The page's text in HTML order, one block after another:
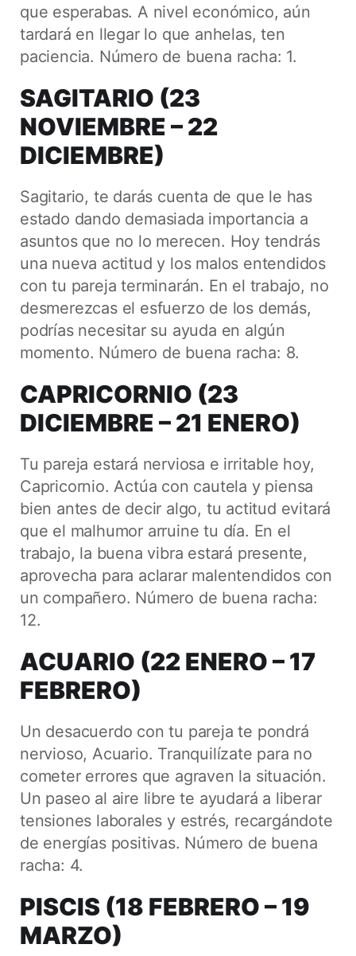
que esperabas. A nivel económico, aún
tardará en llegar lo que anhelas, ten
paciencia. Número de buena racha: 1.
SAGITARIO (23
NOVIEMBRE – 22
DICIEMBRE)
Sagitario, te darás cuenta de que le has
estado dando demasiada importancia a
asuntos que no lo merecen. Hoy tendrás
una nueva actitud y los malos entendidos
con tu pareja terminarán. En el trabajo, no
desmerezcas el esfuerzo de los demás,
podrías necesitar su ayuda en algún
momento. Número de buena racha: 8.
CAPRICORNIO (23
DICIEMBRE – 21 ENERO)
Tu pareja estará nerviosa e irritable hoy,
Capricornio. Actúa con cautela y piensa
bien antes de decir algo, tu actitud evitará
que el malhumor arruine tu día. En el
trabajo, la buena vibra estará presente,
aprovecha para aclarar malentendidos con
un compañero. Número de buena racha:
12.
ACUARIO (22 ENERO – 17
FEBRERO)
Un desacuerdo con tu pareja te pondrá
nervioso, Acuario. Tranquilízate para no
cometer errores que agraven la situación.
Un paseo al aire libre te ayudará a liberar
tensiones laborales y estrés, recargándote
de energías positivas. Número de buena
racha: 4.
PISCIS (18 FEBRERO – 19
MARZO)